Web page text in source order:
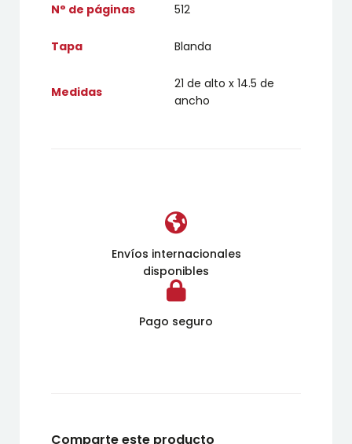
N° de páginas 512
Tapa Blanda
Medidas
21 de alto x 14.5 de
ancho
Envíos internacionales
disponibles
Pago seguro
Comparte este producto